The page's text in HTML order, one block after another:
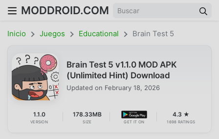
MODDROID.COM
Inicio Juegos Educational Brain Test 5
Brain Test 5 v1.1.0 MOD APK
(Unlimited Hint) Download
Updated on February 18, 2026
1.1.0
VERSION
178.33MB
SIZE GET IT ON
4.3 ★
1698 RATINGS